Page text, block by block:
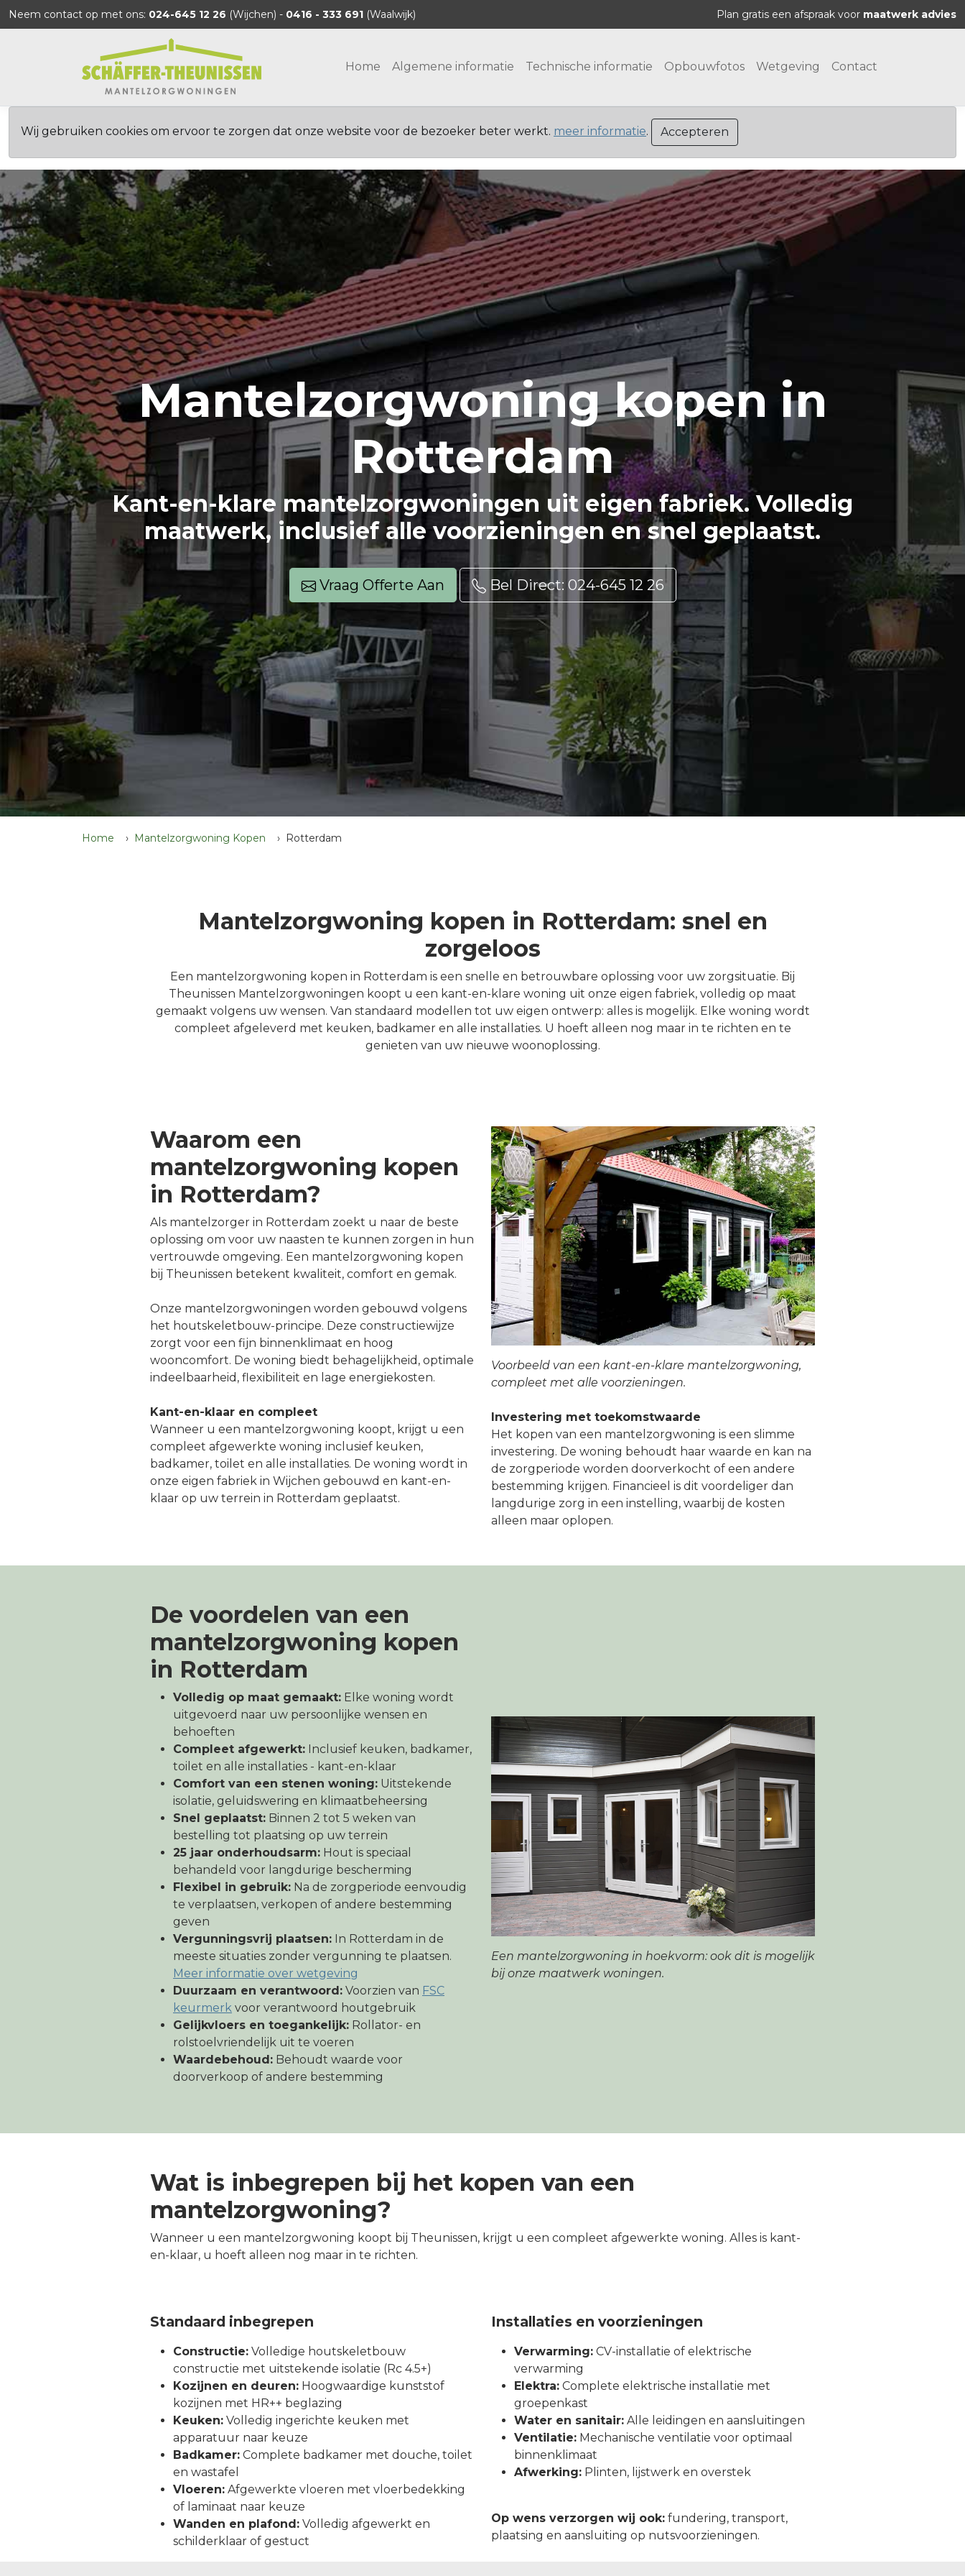
Neem contact op met ons: 024-645 12 26 (Wijchen) - 0416 - 333 691 (Waalwijk) Plan gratis een afspraak voor maatwerk advies
Home Algemene informatie Technische informatie Opbouwfotos Wetgeving Contact
Wij gebruiken cookies om ervoor te zorgen dat onze website voor de bezoeker beter werkt. meer informatie. Accepteren
Mantelzorgwoning kopen in
Rotterdam
Kant-en-klare mantelzorgwoningen uit eigen fabriek. Volledig
maatwerk, inclusief alle voorzieningen en snel geplaatst.
Vraag Offerte Aan Bel Direct: 024-645 12 26
Home Mantelzorgwoning Kopen Rotterdam
Mantelzorgwoning kopen in Rotterdam: snel en
zorgeloos
Een mantelzorgwoning kopen in Rotterdam is een snelle en betrouwbare oplossing voor uw zorgsituatie. Bij
Theunissen Mantelzorgwoningen koopt u een kant-en-klare woning uit onze eigen fabriek, volledig op maat
gemaakt volgens uw wensen. Van standaard modellen tot uw eigen ontwerp: alles is mogelijk. Elke woning wordt
compleet afgeleverd met keuken, badkamer en alle installaties. U hoeft alleen nog maar in te richten en te
genieten van uw nieuwe woonoplossing.
Waarom een
mantelzorgwoning kopen
in Rotterdam?
Als mantelzorger in Rotterdam zoekt u naar de beste
oplossing om voor uw naasten te kunnen zorgen in hun
vertrouwde omgeving. Een mantelzorgwoning kopen
bij Theunissen betekent kwaliteit, comfort en gemak.
Onze mantelzorgwoningen worden gebouwd volgens
het houtskeletbouw-principe. Deze constructiewijze
zorgt voor een fijn binnenklimaat en hoog
wooncomfort. De woning biedt behagelijkheid, optimale
indeelbaarheid, flexibiliteit en lage energiekosten.
Kant-en-klaar en compleet
Wanneer u een mantelzorgwoning koopt, krijgt u een
compleet afgewerkte woning inclusief keuken,
badkamer, toilet en alle installaties. De woning wordt in
onze eigen fabriek in Wijchen gebouwd en kant-en-
klaar op uw terrein in Rotterdam geplaatst.
Voorbeeld van een kant-en-klare mantelzorgwoning,
compleet met alle voorzieningen.
Investering met toekomstwaarde
Het kopen van een mantelzorgwoning is een slimme
investering. De woning behoudt haar waarde en kan na
de zorgperiode worden doorverkocht of een andere
bestemming krijgen. Financieel is dit voordeliger dan
langdurige zorg in een instelling, waarbij de kosten
alleen maar oplopen.
De voordelen van een
mantelzorgwoning kopen
in Rotterdam
Volledig op maat gemaakt: Elke woning wordt
uitgevoerd naar uw persoonlijke wensen en
behoeften
Compleet afgewerkt: Inclusief keuken, badkamer,
toilet en alle installaties - kant-en-klaar
Comfort van een stenen woning: Uitstekende
isolatie, geluidswering en klimaatbeheersing
Snel geplaatst: Binnen 2 tot 5 weken van
bestelling tot plaatsing op uw terrein
25 jaar onderhoudsarm: Hout is speciaal
behandeld voor langdurige bescherming
Flexibel in gebruik: Na de zorgperiode eenvoudig
te verplaatsen, verkopen of andere bestemming
geven
Vergunningsvrij plaatsen: In Rotterdam in de
meeste situaties zonder vergunning te plaatsen.
Meer informatie over wetgeving
Duurzaam en verantwoord: Voorzien van FSC
keurmerk voor verantwoord houtgebruik
Gelijkvloers en toegankelijk: Rollator- en
rolstoelvriendelijk uit te voeren
Waardebehoud: Behoudt waarde voor
doorverkoop of andere bestemming
Een mantelzorgwoning in hoekvorm: ook dit is mogelijk
bij onze maatwerk woningen.
Wat is inbegrepen bij het kopen van een
mantelzorgwoning?
Wanneer u een mantelzorgwoning koopt bij Theunissen, krijgt u een compleet afgewerkte woning. Alles is kant-
en-klaar, u hoeft alleen nog maar in te richten.
Standaard inbegrepen
Constructie: Volledige houtskeletbouw
constructie met uitstekende isolatie (Rc 4.5+)
Kozijnen en deuren: Hoogwaardige kunststof
kozijnen met HR++ beglazing
Keuken: Volledig ingerichte keuken met
apparatuur naar keuze
Badkamer: Complete badkamer met douche, toilet
en wastafel
Vloeren: Afgewerkte vloeren met vloerbedekking
of laminaat naar keuze
Wanden en plafond: Volledig afgewerkt en
schilderklaar of gestuct
Installaties en voorzieningen
Verwarming: CV-installatie of elektrische
verwarming
Elektra: Complete elektrische installatie met
groepenkast
Water en sanitair: Alle leidingen en aansluitingen
Ventilatie: Mechanische ventilatie voor optimaal
binnenklimaat
Afwerking: Plinten, lijstwerk en overstek
Op wens verzorgen wij ook: fundering, transport,
plaatsing en aansluiting op nutsvoorzieningen.